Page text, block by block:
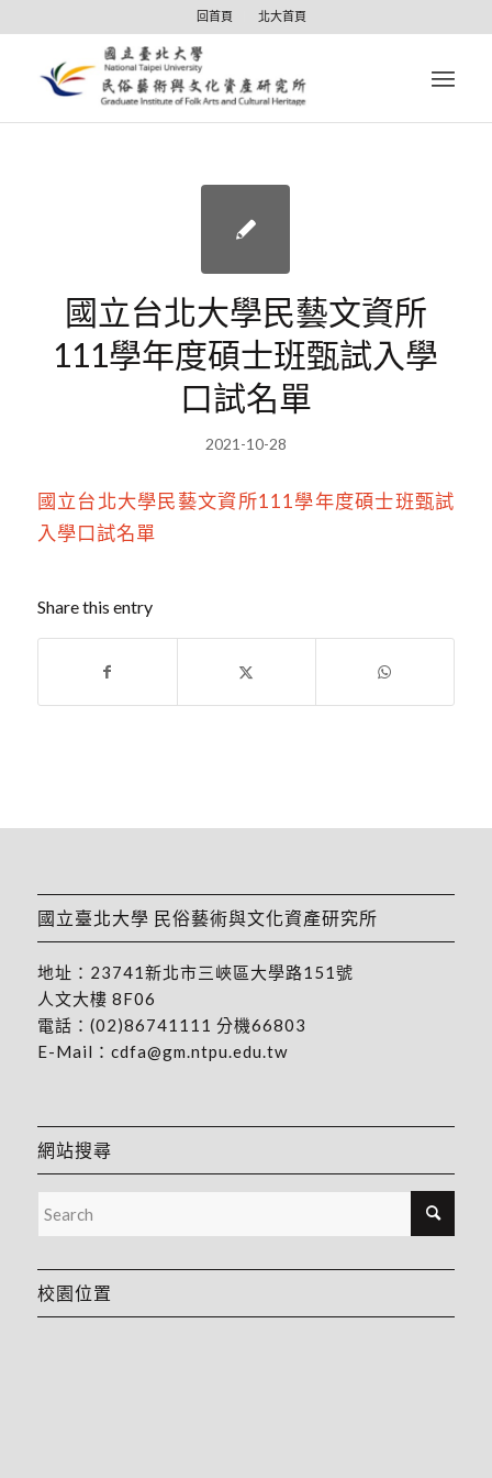
回首頁 北大首頁
國立台北大學民藝文資所
111學年度碩士班甄試入學
口試名單
2021-10-28
國立台北大學民藝文資所111學年度碩士班甄試
入學口試名單
Share this entry
國立臺北大學 民俗藝術與文化資產研究所
地址： 23741新北市三峽區大學路151號
人文大樓 8F06
電話： (02)86741111 分機66803
E-Mail： cdfa@gm.ntpu.edu.tw
網站搜尋
校園位置